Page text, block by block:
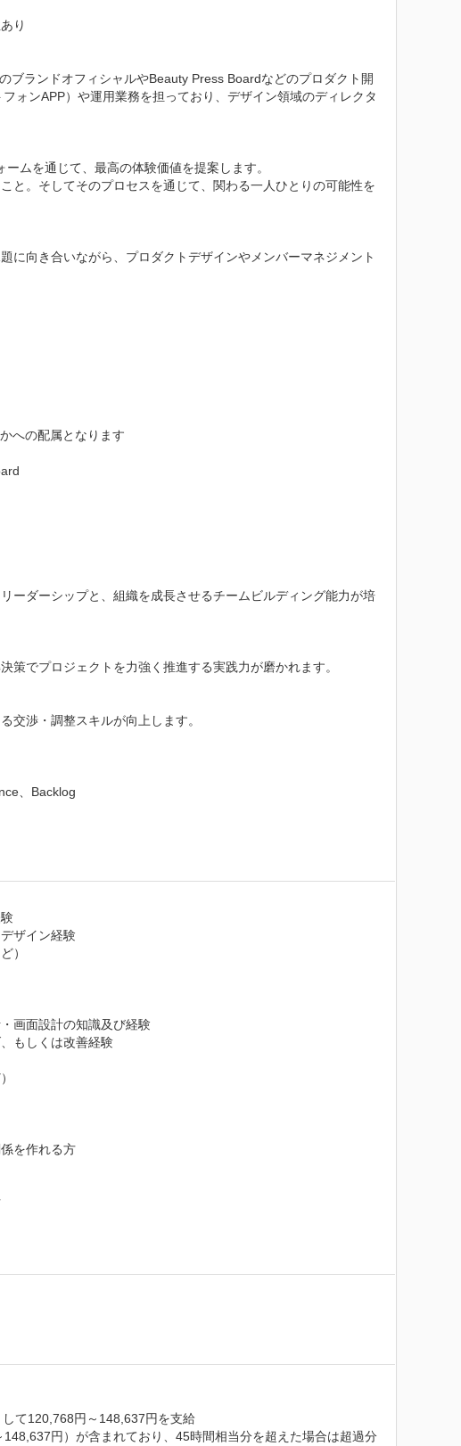
り
ブランドオフィシャルやBeauty Press Boardなどのプロダクト開
ォンAPP）や運用業務を担っており、デザイン領域のディレクタ
ムを通じて、最高の体験価値を提案します。
と。そしてそのプロセスを通じて、関わる一人ひとりの可能性を
に向き合いながら、プロダクトデザインやメンバーマネジメント
への配属となります
ーダーシップと、組織を成長させるチームビルディング能力が培
でプロジェクトを力強く推進する実践力が磨かれます。
交渉・調整スキルが向上します。
、Backlog
ザイン経験
）
画面設計の知識及び経験
もしくは改善経験
を作れる方
て120,768円～148,637円を支給
円）が含まれており、45時間相当分を超えた場合は超過分